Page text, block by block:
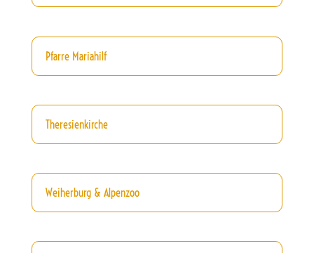
Pfarre Mariahilf
Theresienkirche
Weiherburg & Alpenzoo